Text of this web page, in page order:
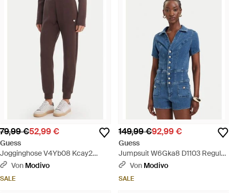
79,99 €52,99 €
Guess
Jogginghose V4Yb08 Kcay2
Regular Fit - Braun
Von Modivo
SALE
149,99 €92,99 €
Guess
Jumpsuit W6Gka8 D1103 Regular
Fit - Blau
Von Modivo
SALE